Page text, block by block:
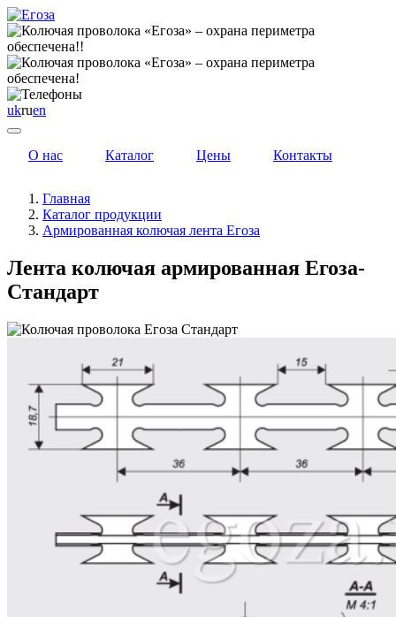
ukruen
О нас Каталог Цены Контакты
Главная
Каталог продукции
Армированная колючая лента Егоза
Лента колючая армированная Егоза-
Стандарт